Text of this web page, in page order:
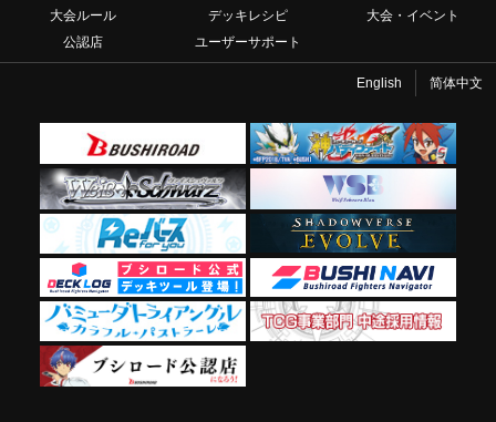
大会ルール
デッキレシピ
大会・イベント
公認店
ユーザーサポート
English 简体中文